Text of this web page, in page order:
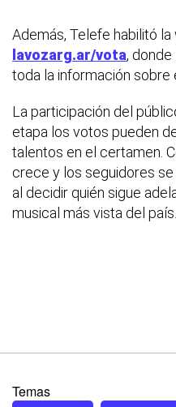
Además, Telefe habilitó la
lavozarg.ar/vota,
toda la información sobre
La participación del
etapa los votos pueden
talentos en el certamen.
crece y los seguidores
al decidir quién sigue
musical más vista del país.
Temas